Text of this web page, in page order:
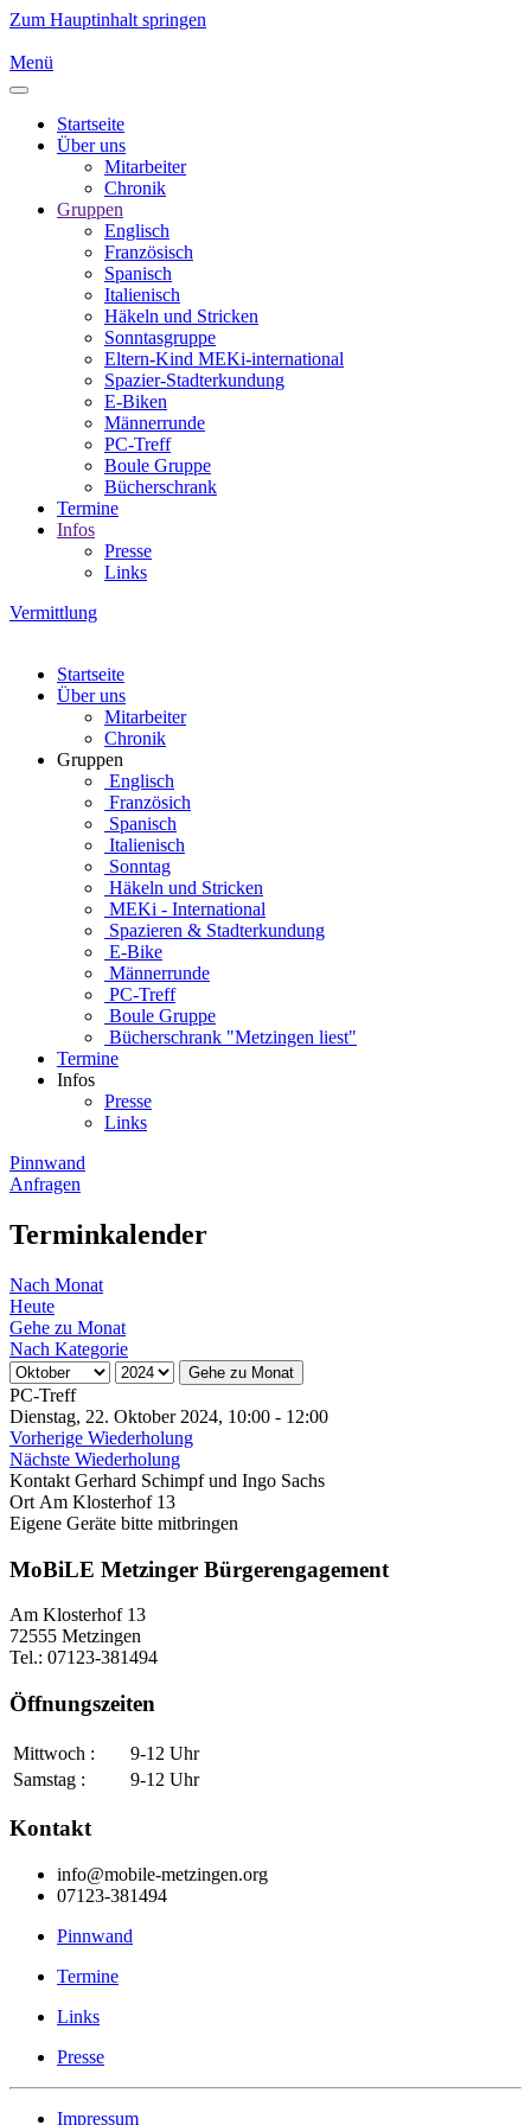
Zum Hauptinhalt springen
Menü
Startseite
Über uns
Mitarbeiter
Chronik
Gruppen
Englisch
Französisch
Spanisch
Italienisch
Häkeln und Stricken
Sonntasgruppe
Eltern-Kind MEKi-international
Spazier-Stadterkundung
E-Biken
Männerrunde
PC-Treff
Boule Gruppe
Bücherschrank
Termine
Infos
Presse
Links
Vermittlung
Startseite
Über uns
Mitarbeiter
Chronik
Gruppen
Englisch
Französich
Spanisch
Italienisch
Sonntag
Häkeln und Stricken
MEKi - International
Spazieren & Stadterkundung
E-Bike
Männerrunde
PC-Treff
Boule Gruppe
Bücherschrank "Metzingen liest"
Termine
Infos
Presse
Links
Pinnwand
Anfragen
Terminkalender
Nach Monat
Heute
Gehe zu Monat
Nach Kategorie
Gehe zu Monat
PC-Treff
Dienstag, 22. Oktober 2024, 10:00 - 12:00
Vorherige Wiederholung
Nächste Wiederholung
Kontakt Gerhard Schimpf und Ingo Sachs
Ort Am Klosterhof 13
Eigene Geräte bitte mitbringen
MoBiLE Metzinger Bürgerengagement
Am Klosterhof 13
72555 Metzingen
Tel.: 07123-381494
Öffnungszeiten
Mittwoch :
9-12 Uhr
Samstag :
9-12 Uhr
Kontakt
info@mobile-metzingen.org
07123-381494
Pinnwand
Termine
Links
Presse
Impressum